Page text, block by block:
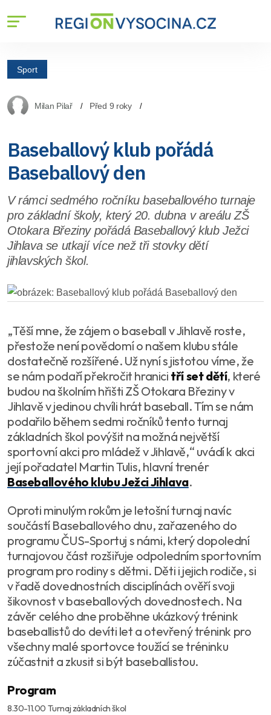
Sport
Milan Pilař Před 9 roky
Baseballový klub pořádá
Baseballový den
V rámci sedmého ročníku baseballového turnaje
pro základní školy, který 20. dubna v areálu ZŠ
Otokara Březiny pořádá Baseballový klub Ježci
Jihlava se utkají více než tři stovky dětí
jihlavských škol.
„Těší mne, že zájem o baseball v Jihlavě roste,
přestože není povědomí o našem klubu stále
dostatečně rozšířené. Už nyní s jistotou víme, že
se nám podaří překročit hranici tří set dětí, které
budou na školním hřišti ZŠ Otokara Březiny v
Jihlavě v jedinou chvíli hrát baseball. Tím se nám
podařilo během sedmi ročníků tento turnaj
základních škol povýšit na možná největší
sportovní akci pro mládež v Jihlavě,“ uvádí k akci
její pořadatel Martin Tulis, hlavní trenér
Baseballového klubu Ježci Jihlava.
Oproti minulým rokům je letošní turnaj navíc
součástí Baseballového dnu, zařazeného do
programu ČUS-Sportuj s námi, který dopolední
turnajovou část rozšiřuje odpoledním sportovním
program pro rodiny s dětmi. Děti i jejich rodiče, si
v řadě dovednostních disciplínách ověří svoji
šikovnost v baseballových dovednostech. Na
závěr celého dne proběhne ukázkový trénink
baseballistů do devíti let a otevřený trénink pro
všechny malé sportovce toužící se tréninku
zúčastnit a zkusit si být baseballistou.
Program
8.30-11.00 Turnaj základních škol